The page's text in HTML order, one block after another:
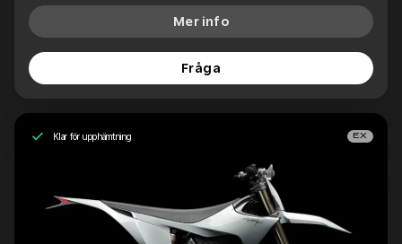
Mer info
Fråga
Klar för upphämtning EX